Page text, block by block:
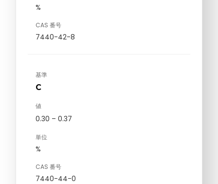
%
CAS 番号
7440-42-8
基準
C
値
0.30 – 0.37
単位
%
CAS 番号
7440-44-0